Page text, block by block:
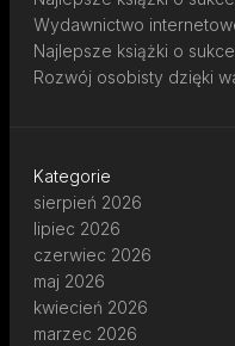
Wydawnictwo
Najlepsze książki o
Rozwój osobisty dzięki
Kategorie
sierpień 2026
lipiec 2026
czerwiec 2026
maj 2026
kwiecień 2026
marzec 2026